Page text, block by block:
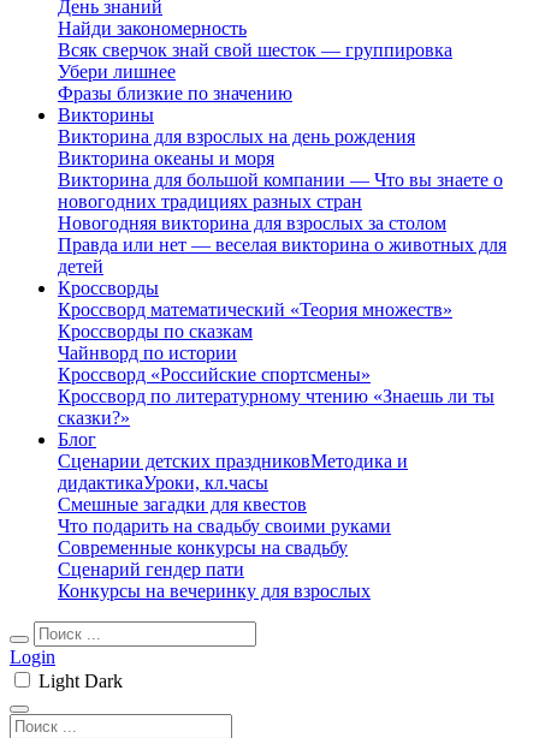
День знаний
Найди закономерность
Всяк сверчок знай свой шесток — группировка
Убери лишнее
Фразы близкие по значению
Викторины
Викторина для взрослых на день рождения
Викторина океаны и моря
Викторина для большой компании — Что вы знаете о
новогодних традициях разных стран
Новогодняя викторина для взрослых за столом
Правда или нет — веселая викторина о животных для
детей
Кроссворды
Кроссворд математический «Теория множеств»
Кроссворды по сказкам
Чайнворд по истории
Кроссворд «Российские спортсмены»
Кроссворд по литературному чтению «Знаешь ли ты
сказки?»
Блог
Сценарии детских праздниковМетодика и
дидактикаУроки, кл.часы
Смешные загадки для квестов
Что подарить на свадьбу своими руками
Современные конкурсы на свадьбу
Сценарий гендер пати
Конкурсы на вечеринку для взрослых
Login
Light Dark